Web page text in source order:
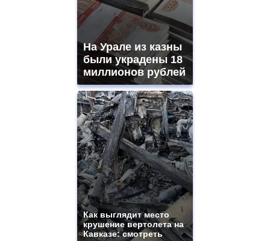
На Урале из казны
были украдены 18
миллионов рублей
Как выглядит место
крушение вертолета на
Кавказе: смотреть